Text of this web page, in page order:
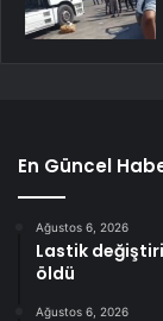
En Güncel
Ağustos 6, 2026
Lastik
öldü
Ağustos 6, 2026